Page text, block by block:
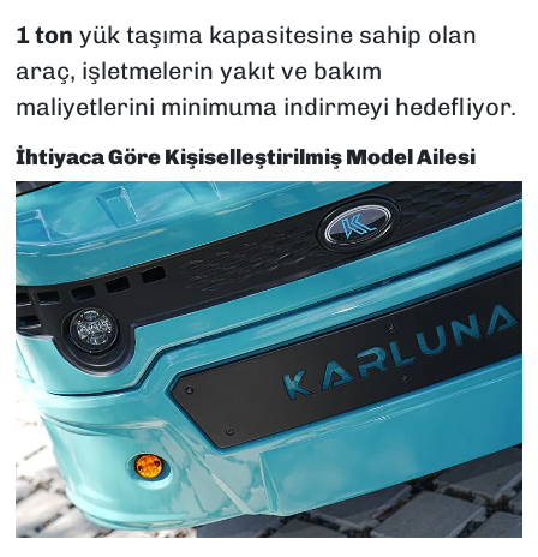
1 ton yük taşıma kapasitesine sahip olan
araç, işletmelerin yakıt ve bakım
maliyetlerini minimuma indirmeyi hedefliyor.
İhtiyaca Göre Kişiselleştirilmiş Model Ailesi